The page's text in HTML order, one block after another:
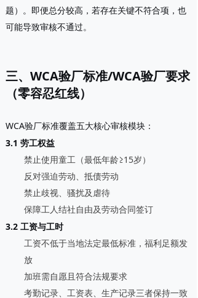
题）。即便总分较高，若存在关键不符合项，也
可能导致审核不通过。
三、WCA验厂标准/WCA验厂要求
（零容忍红线）
WCA验厂标准覆盖五大核心审核模块：
3.1 劳工权益
禁止使用童工（最低年龄≥15岁）
反对强迫劳动、抵债劳动
禁止歧视、骚扰及虐待
保障工人结社自由及劳动合同签订
3.2 工资与工时
工资不低于当地法定最低标准，福利足额发
放
加班需自愿且符合法规要求
考勤记录、工资表、生产记录三者保持一致